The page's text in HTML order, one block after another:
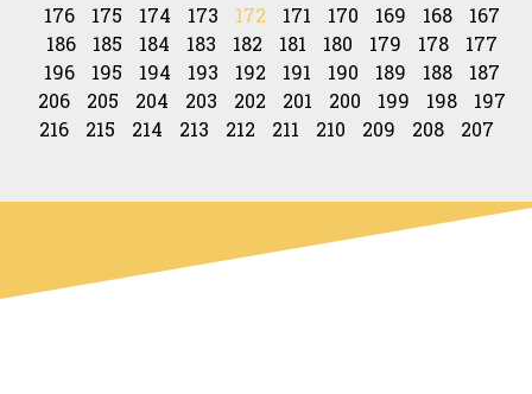
167
168
169
170
171
172
173
174
175
176
177
178
179
180
181
182
183
184
185
186
187
188
189
190
191
192
193
194
195
196
197
198
199
200
201
202
203
204
205
206
207
208
209
210
211
212
213
214
215
216